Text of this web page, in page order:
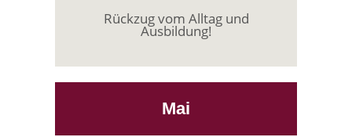
Rückzug vom Alltag und
Ausbildung!
Mai